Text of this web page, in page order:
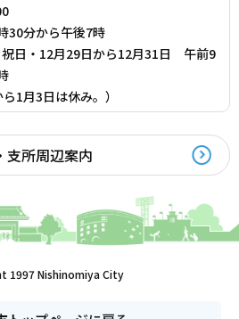
分から午後7時
祝日・12月29日から12月31日 午前9
1月3日は休み。）
支所周辺案内
1997 Nishinomiya City